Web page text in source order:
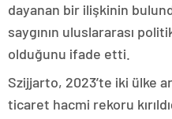
dayanan bir ilişkinin
saygının uluslararası
olduğunu ifade etti.
Szijjarto, 2023’te iki ülke
ticaret hacmi rekoru